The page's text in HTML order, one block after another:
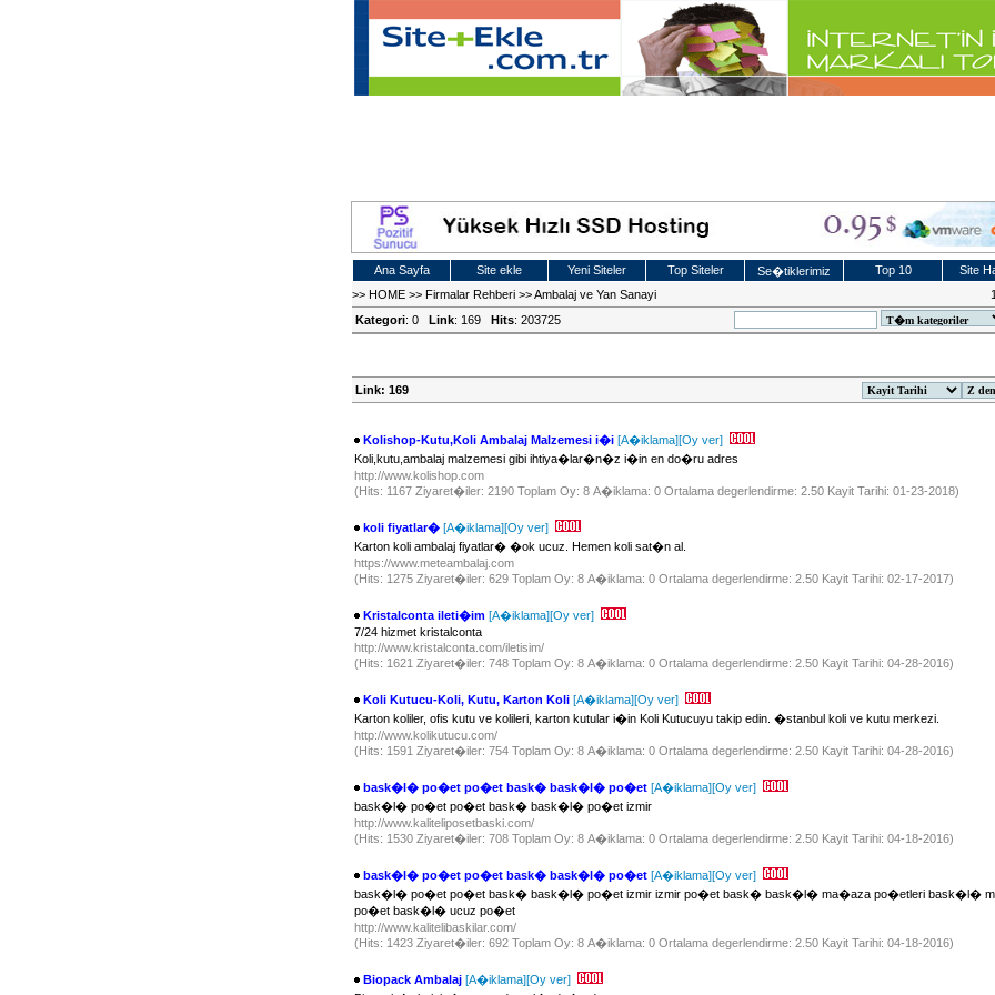
Ana Sayfa Site ekle Yeni Siteler Top Siteler Se�tiklerimiz Top 10 Site
>> HOME >> Firmalar Rehberi >>Ambalaj ve Yan Sanayi
Kategori: 0 Link: 169 Hits: 203725
Link: 169
Kolishop-Kutu,Koli Ambalaj Malzemesi i�i [A�iklama][Oy ver]
Koli,kutu,ambalaj malzemesi gibi ihtiya�lar�n�z i�in en do�ru adres
http://www.kolishop.com
(Hits: 1167 Ziyaret�iler: 2190 Toplam Oy: 8 A�iklama: 0 Ortalama degerlendirme: 2.50 Kayit Tarihi: 01-23-2018)
koli fiyatlar� [A�iklama][Oy ver]
Karton koli ambalaj fiyatlar� �ok ucuz. Hemen koli sat�n al.
https://www.meteambalaj.com
(Hits: 1275 Ziyaret�iler: 629 Toplam Oy: 8 A�iklama: 0 Ortalama degerlendirme: 2.50 Kayit Tarihi: 02-17-2017)
Kristalconta ileti�im [A�iklama][Oy ver]
7/24 hizmet kristalconta
http://www.kristalconta.com/iletisim/
(Hits: 1621 Ziyaret�iler: 748 Toplam Oy: 8 A�iklama: 0 Ortalama degerlendirme: 2.50 Kayit Tarihi: 04-28-2016)
Koli Kutucu-Koli, Kutu, Karton Koli [A�iklama][Oy ver]
Karton koliler, ofis kutu ve kolileri, karton kutular i�in Koli Kutucuyu takip edin. �stanbul koli ve kutu merkezi.
http://www.kolikutucu.com/
(Hits: 1591 Ziyaret�iler: 754 Toplam Oy: 8 A�iklama: 0 Ortalama degerlendirme: 2.50 Kayit Tarihi: 04-28-2016)
bask�l� po�et po�et bask� bask�l� po�et [A�iklama][Oy ver]
bask�l� po�et po�et bask� bask�l� po�et izmir
http://www.kaliteliposetbaski.com/
(Hits: 1530 Ziyaret�iler: 708 Toplam Oy: 8 A�iklama: 0 Ortalama degerlendirme: 2.50 Kayit Tarihi: 04-18-2016)
bask�l� po�et po�et bask� bask�l� po�et [A�iklama][Oy ver]
bask�l� po�et po�et bask� bask�l� po�et izmir izmir po�et bask� bask�l� ma�aza po�etleri bask�l�
po�et bask�l� ucuz po�et
http://www.kalitelibaskilar.com/
(Hits: 1423 Ziyaret�iler: 692 Toplam Oy: 8 A�iklama: 0 Ortalama degerlendirme: 2.50 Kayit Tarihi: 04-18-2016)
Biopack Ambalaj [A�iklama][Oy ver]